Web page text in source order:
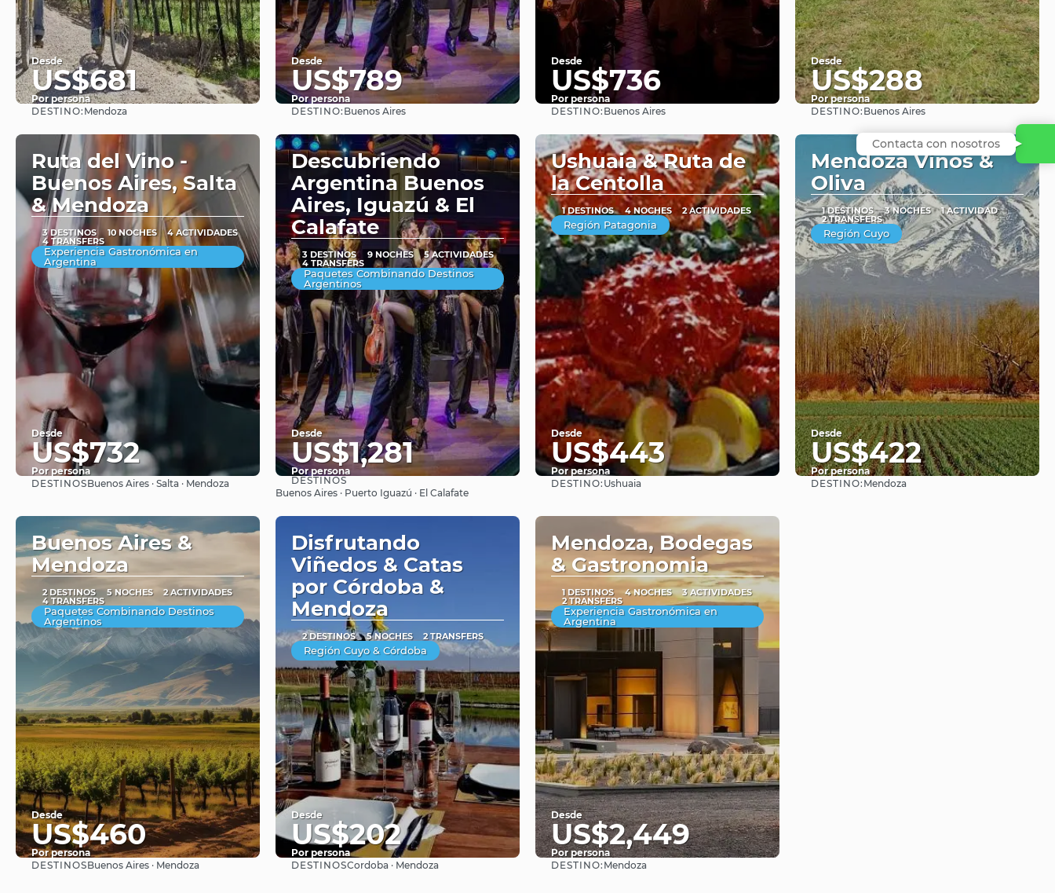
Desde
US$681
Por persona
DESTINO: Mendoza
Desde
US$789
Por persona
Ver
DESTINO: Buenos Aires
Desde
US$736
Por persona
Ver
DESTINO: Buenos Aires
Desde
US$288
Por persona
Ver
DESTINO: Buenos Aires
Ruta del Vino -
Buenos Aires, Salta
& Mendoza
3 DESTINOS 10 NOCHES 4 ACTIVIDADES
4 TRANSFERS
Experiencia Gastronómica en
Argentina
Desde
US$732
Por persona
Ver
DESTINOSBuenos Aires · Salta · Mendoza
Descubriendo
Argentina Buenos
Aires, Iguazú & El
Calafate
3 DESTINOS 9 NOCHES 5 ACTIVIDADES
4 TRANSFERS
Paquetes Combinando Destinos
Argentinos
Desde
US$1,281
Por persona
Ver
DESTINOS
Buenos Aires · Puerto Iguazú · El Calafate
Ushuaia & Ruta de
la Centolla
1 DESTINOS 4 NOCHES 2 ACTIVIDADES
Región Patagonia
Desde
US$443
Por persona
DESTINO: Ushuaia
Mendoza Vinos &
Oliva
1 DESTINOS 3 NOCHES 1 ACTIVIDAD
2 TRANSFERS
Región Cuyo
Desde
US$422
Por persona
DESTINO: Mendoza
Buenos Aires &
Mendoza
2 DESTINOS 5 NOCHES 2 ACTIVIDADES
4 TRANSFERS
Paquetes Combinando Destinos
Argentinos
Desde
US$460
Por persona
Ver
DESTINOSBuenos Aires · Mendoza
Disfrutando
Viñedos & Catas
por Córdoba &
Mendoza
2 DESTINOS 5 NOCHES 2 TRANSFERS
Región Cuyo & Córdoba
Desde
US$202
Por persona
Ver
DESTINOSCordoba · Mendoza
Mendoza, Bodegas
& Gastronomia
1 DESTINOS 4 NOCHES 3 ACTIVIDADES
2 TRANSFERS
Experiencia Gastronómica en
Argentina
Desde
US$2,449
Por persona
DESTINO: Mendoza
Contacta con nosotros